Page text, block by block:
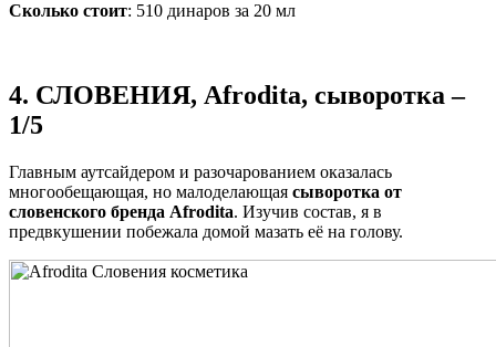
Сколько стоит: 510 динаров за 20 мл
4. СЛОВЕНИЯ, Afrodita, сыворотка –
1/5
Главным аутсайдером и разочарованием оказалась
многообещающая, но малоделающая сыворотка от
словенского бренда Afrodita. Изучив состав, я в
предвкушении побежала домой мазать её на голову.